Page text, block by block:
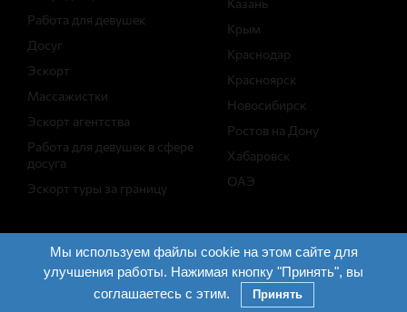
Работа для девушек
Досуг
Эскорт
Массажистки
Эскорт агентства
Работа для девушек в сфере
досуга
Эскорт туры за границу
Крым
Краснодар
Красноярск
Новосибирск
Ростов на Дону
Хабаровск
ОАЭ
Поддержка
Задать вопрос Разработано в WebMultimedia.ru
Мы используем файлы cookie на этом сайте для
улучшения работы. Нажимая кнопку "Принять", вы
соглашаетесь с этим.
Принять